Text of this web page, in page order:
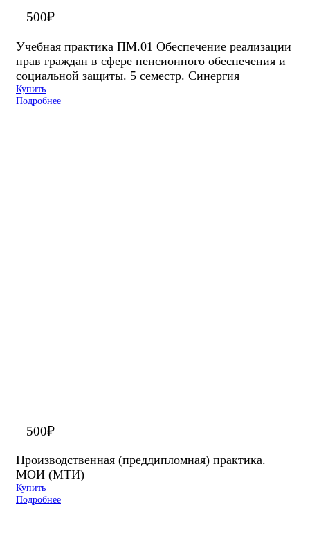
500₽
Учебная практика ПМ.01 Обеспечение реализации
прав граждан в сфере пенсионного обеспечения и
социальной защиты. 5 семестр. Синергия
Купить
Подробнее
500₽
Производственная (преддипломная) практика.
МОИ (МТИ)
Купить
Подробнее